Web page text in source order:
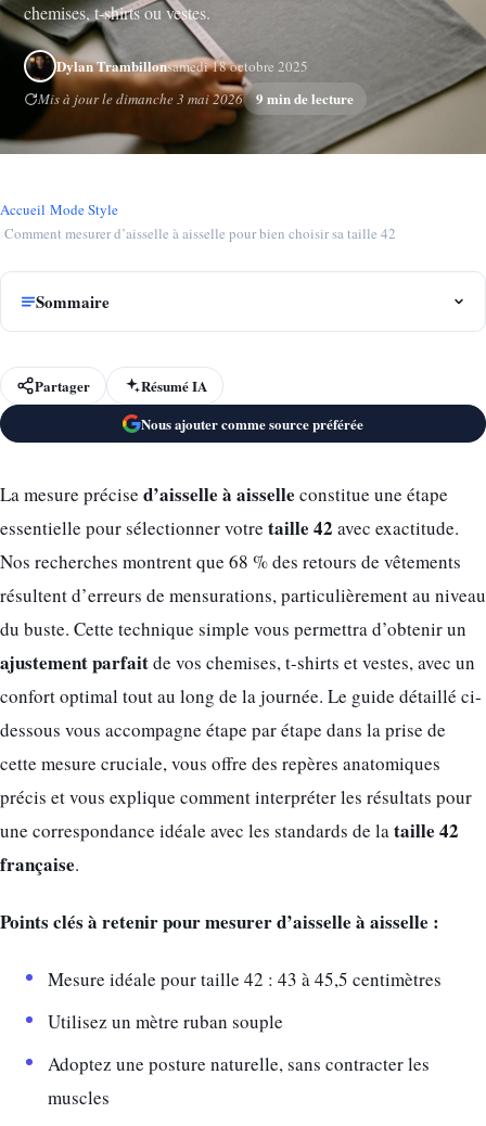
chemises, t-shirts ou vestes.
Dylan Trambillonsamedi 18 octobre 2025
Mis à jour le dimanche 3 mai 2026
9 min de lecture
Accueil›Mode Style
›Comment mesurer d’aisselle à aisselle pour bien choisir sa taille 42
Sommaire
Partager
Résumé IA
Nous ajouter comme source préférée
La mesure précise d’aisselle à aisselle constitue une étape
essentielle pour sélectionner votre taille 42 avec exactitude.
Nos recherches montrent que 68 % des retours de vêtements
résultent d’erreurs de mensurations, particulièrement au niveau
du buste. Cette technique simple vous permettra d’obtenir un
ajustement parfaitde vos chemises, t-shirts et vestes, avec un
confort optimal tout au long de la journée. Le guide détaillé ci-
dessous vous accompagne étape par étape dans la prise de
cette mesure cruciale, vous offre des repères anatomiques
précis et vous explique comment interpréter les résultats pour
une correspondance idéale avec les standards de lataille 42
française.
Points clés à retenir pour mesurer d’aisselle à aisselle :
Mesure idéale pour taille 42 : 43 à 45,5 centimètres
Utilisez un mètre ruban souple
Adoptez une posture naturelle, sans contracter les
muscles